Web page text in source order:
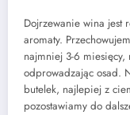
Dojrzewanie wina jest
aromaty.
najmniej 3-6
odprowadzając osad.
butelek, najlepiej z
pozostawiamy do